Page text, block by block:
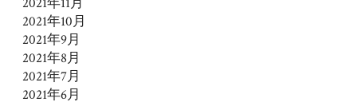
2021年10月
2021年9月
2021年8月
2021年7月
2021年6月